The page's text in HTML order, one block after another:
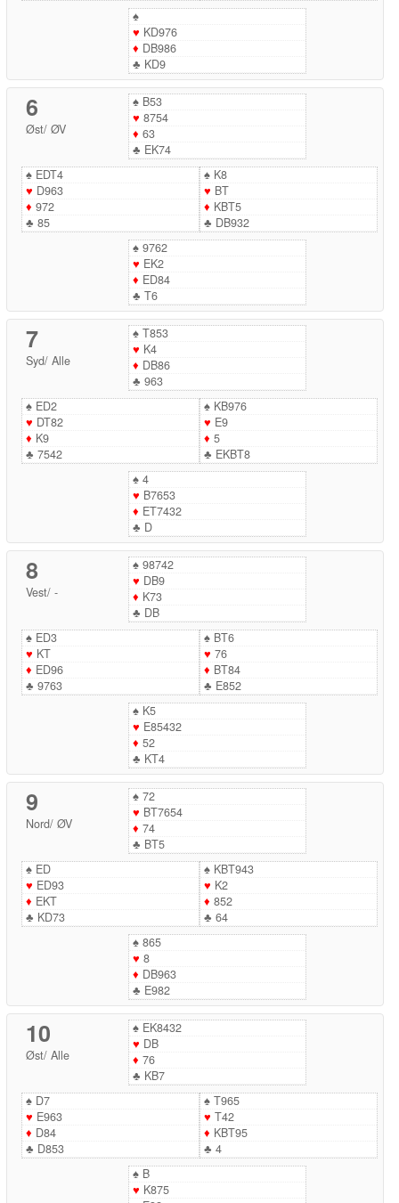
♠
♥ KD976
♦ DB986
♣ KD9
6
Øst/ ØV
♠B53
♥ 8754
♦ 63
♣ EK74
♠EDT4
♥ D963
♦ 972
♣ 85
♠K8
♥ BT
♦ KBT5
♣ DB932
♠9762
♥ EK2
♦ ED84
♣ T6
7
Syd/ Alle
♠T853
♥ K4
♦ DB86
♣ 963
♠ED2
♥ DT82
♦ K9
♣ 7542
♠KB976
♥ E9
♦ 5
♣ EKBT8
♠4
♥ B7653
♦ ET7432
♣ D
8
Vest/ -
♠98742
♥ DB9
♦ K73
♣ DB
♠ED3
♥ KT
♦ ED96
♣ 9763
♠BT6
♥ 76
♦ BT84
♣ E852
♠K5
♥ E85432
♦ 52
♣ KT4
9
Nord/ ØV
♠72
♥ BT7654
♦ 74
♣ BT5
♠ED
♥ ED93
♦ EKT
♣ KD73
♠KBT943
♥ K2
♦ 852
♣ 64
♠865
♥ 8
♦ DB963
♣ E982
10
Øst/ Alle
♠EK8432
♥ DB
♦ 76
♣ KB7
♠D7
♥ E963
♦ D84
♣ D853
♠T965
♥ T42
♦ KBT95
♣ 4
♠B
♥ K875